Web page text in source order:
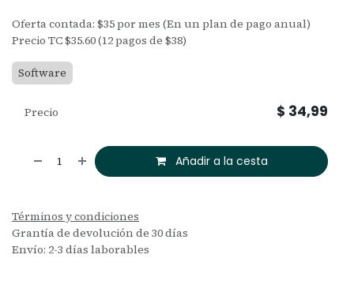
Oferta contada: $35 por mes (En un plan de pago anual)
Precio TC $35.60 (12 pagos de $38)
Software
Añadir a la cesta
Precio $ 34,99
Términos y condiciones
Grantía de devolución de 30 días
Envío: 2-3 días laborables